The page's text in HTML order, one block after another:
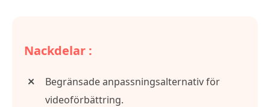
Nackdelar :
Begränsade anpassningsalternativ för
videoförbättring.